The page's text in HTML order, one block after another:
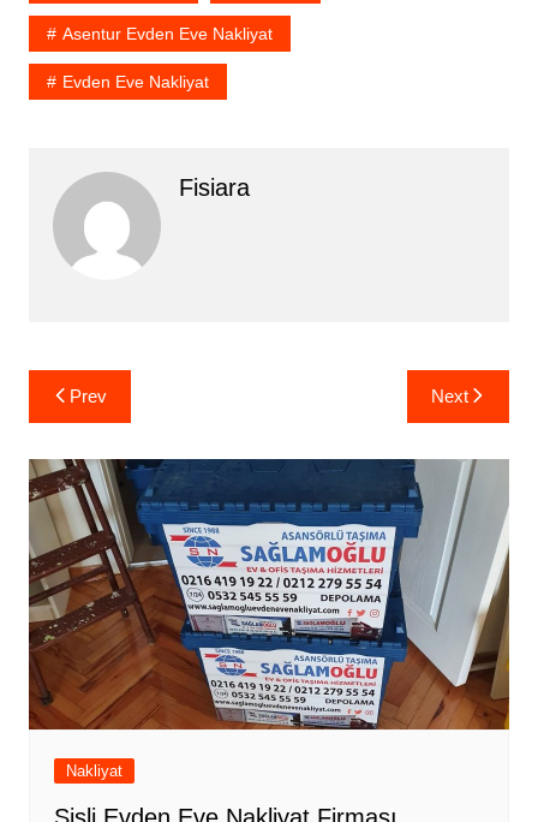
Asentur Evden Eve Nakliyat
Evden Eve Nakliyat
Fisiara
Yazı
gezinmesi
Prev Next
Nakliyat